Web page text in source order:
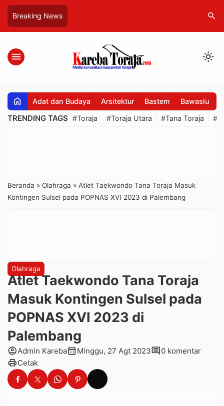
Breaking News search
menu light_mode
home Adat dan Budaya Arsitektur Bastem Bawaslu
TRENDING TAGS #Toraja #Toraja Utara #Tana Toraja
Beranda » Olahraga » Atlet Taekwondo Tana Toraja Masuk
Kontingen Sulsel pada POPNAS XVI 2023 di Palembang
Olahraga
Atlet Taekwondo Tana Toraja
Masuk Kontingen Sulsel pada
POPNAS XVI 2023 di
Palembang
account_circleAdmin Karebacalendar_month Minggu, 27 Agt 2023comment0 komentar
printCetak